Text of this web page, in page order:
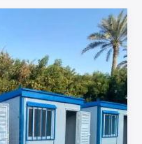
حلول
جاهزة
وحسب
الطلب
للمشروعات